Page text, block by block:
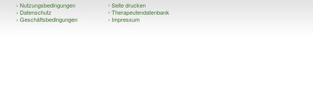
› Nutzungsbedingungen
› Datenschutz
› Geschäftsbedingungen
› Seite drucken
› Therapeutendatenbank
› Impressum